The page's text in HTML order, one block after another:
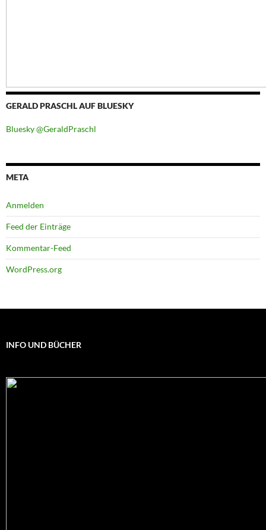
GERALD PRASCHL AUF BLUESKY
Bluesky @GeraldPraschl
META
Anmelden
Feed der Einträge
Kommentar-Feed
WordPress.org
INFO UND BÜCHER